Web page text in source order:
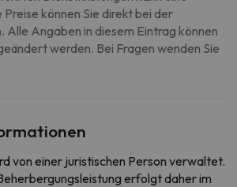
können Sie direkt bei der
Angaben in diesem Eintrag können
werden. Bei Fragen wenden Sie
von einer juristischen Person verwaltet.
erfolgt daher im